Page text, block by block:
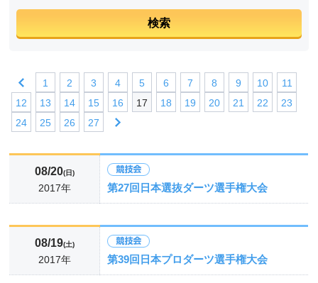
1 2 3 4 5 6 7 8 9 10
11
12
13 14 15 16 17 18 19 20 21 22
23
24
25 26 27
08/20(日)
2017年 第27回日本選抜ダーツ選手権大会
08/19(土)
2017年 第39回日本プロダーツ選手権大会